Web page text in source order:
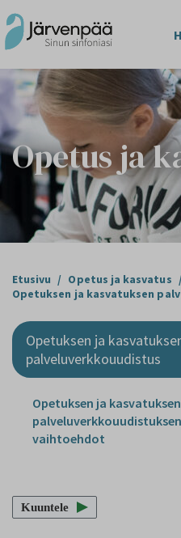
Opetus ja
Etusivu / Opetus ja kasvatus
Opetuksen ja kasvatuksen
Opetuksen ja
palveluverkkouudistus
Opetuksen ja kasvatuksen
vaihtoehdot
Kuuntele